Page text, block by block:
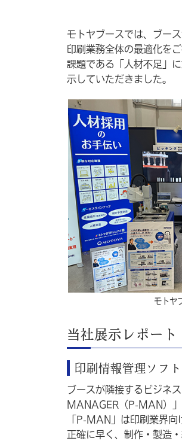
モトヤブースでは、ブー
印刷業務全体の最適化を
課題である「人材不足」
示していただきました。
モトヤ
当社展示レポート
印刷情報管理ソフ
ブースが隣接するビジネ
MANAGER（P-MAN）」
「P-MAN」は印刷業界
正確に早く、制作・製造